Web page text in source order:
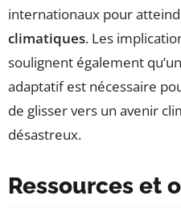
internationaux pour
climatiques. Les
soulignent également
adaptatif est nécessaire
de glisser vers un avenir
désastreux.
Ressources et